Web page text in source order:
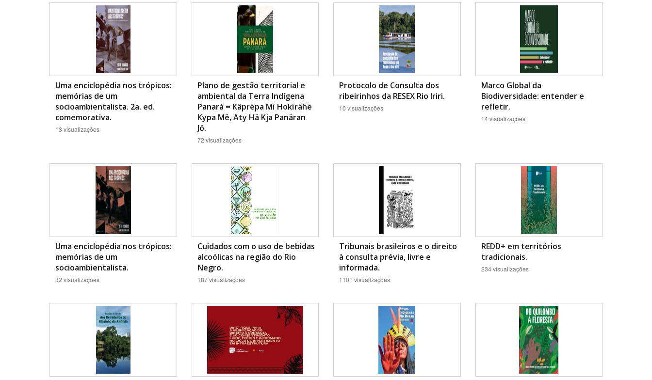
Área de Levantamento
Uma enciclopédia nos trópicos:
memórias de um
socioambientalista. 2a. ed.
comemorativa.
13 visualizações
Plano de gestão territorial e
ambiental da Terra Indígena
Panará = Kâprëpa Mï Hokïrähë
Kypa Më, Aty Hä Kja Panäran
Jö.
72 visualizações
Protocolo de Consulta dos
ribeirinhos da RESEX Rio Iriri.
10 visualizações
Marco Global da
Biodiversidade: entender e
refletir.
14 visualizações
Uma enciclopédia nos trópicos:
memórias de um
socioambientalista.
32 visualizações
Cuidados com o uso de bebidas
alcoólicas na região do Rio
Negro.
187 visualizações
Tribunais brasileiros e o direito
à consulta prévia, livre e
informada.
1101 visualizações
REDD+ em territórios
tradicionais.
234 visualizações